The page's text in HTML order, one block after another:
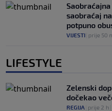
saobraćaj
potpuno
VIJESTI prije 50
LIFESTYLE
Zelenski
dočekao
REGIJA prije 2 h